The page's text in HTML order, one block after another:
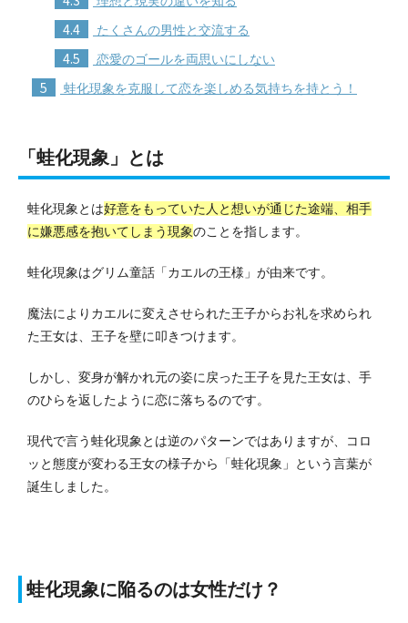
4.4 たくさんの男性と交流する
4.5 恋愛のゴールを両思いにしない
5 蛙化現象を克服して恋を楽しめる気持ちを持とう！
「蛙化現象」とは
蛙化現象とは好意をもっていた人と想いが通じた途端、相手
に嫌悪感を抱いてしまう現象のことを指します。
蛙化現象はグリム童話「カエルの王様」が由来です。
魔法によりカエルに変えさせられた王子からお礼を求められ
た王女は、王子を壁に叩きつけます。
しかし、変身が解かれ元の姿に戻った王子を見た王女は、手
のひらを返したように恋に落ちるのです。
現代で言う蛙化現象とは逆のパターンではありますが、コロ
ッと態度が変わる王女の様子から「蛙化現象」という言葉が
誕生しました。
蛙化現象に陥るのは女性だけ？